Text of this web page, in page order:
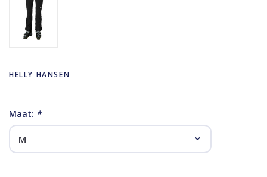
HELLY HANSEN
Maat: *